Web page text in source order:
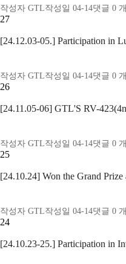
작성자 GTL작성일 04-14댓글 0 개
27
[24.12.03-05.] Participation in
작성자 GTL작성일 04-14댓글 0 개
26
[24.11.05-06] GTL'S RV-
작성자 GTL작성일 04-14댓글 0 개
25
[24.10.24] Won the Grand
작성자 GTL작성일 04-14댓글 0 개
24
[24.10.23-25.] Participation in